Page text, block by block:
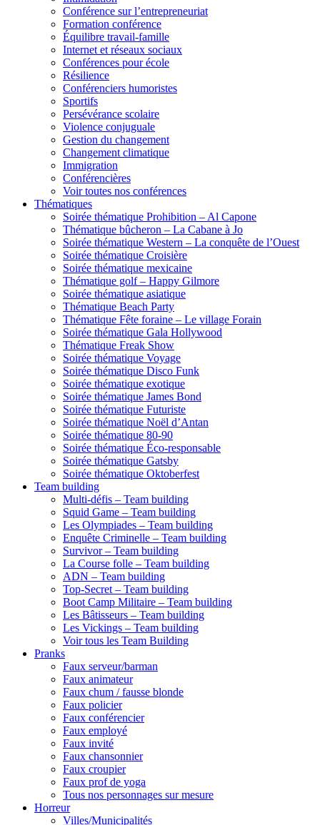
Conférence sur l’entrepreneuriat
Formation conférence
Équilibre travail-famille
Internet et réseaux sociaux
Conférences pour école
Résilience
Conférenciers humoristes
Sportifs
Persévérance scolaire
Violence conjuguale
Gestion du changement
Changement climatique
Immigration
Conférencières
Voir toutes nos conférences
Thématiques
Soirée thématique Prohibition – Al Capone
Thématique bûcheron – La Cabane à Jo
Soirée thématique Western – La conquête de l’Ouest
Soirée thématique Croisière
Soirée thématique mexicaine
Thématique golf – Happy Gilmore
Soirée thématique asiatique
Thématique Beach Party
Thématique Fête foraine – Le village Forain
Soirée thématique Gala Hollywood
Thématique Freak Show
Soirée thématique Voyage
Soirée thématique Disco Funk
Soirée thématique exotique
Soirée thématique James Bond
Soirée thématique Futuriste
Soirée thématique Noël d’Antan
Soirée thématique 80-90
Soirée thématique Éco-responsable
Soirée thématique Gatsby
Soirée thématique Oktoberfest
Team building
Multi-défis – Team building
Squid Game – Team building
Les Olympiades – Team building
Enquête Criminelle – Team building
Survivor – Team building
La Course folle – Team building
ADN – Team building
Top-Secret – Team building
Boot Camp Militaire – Team building
Les Bâtisseurs – Team building
Les Vickings – Team building
Voir tous les Team Building
Pranks
Faux serveur/barman
Faux animateur
Faux chum / fausse blonde
Faux policier
Faux conférencier
Faux employé
Faux invité
Faux chansonnier
Faux croupier
Faux prof de yoga
Tous nos personnages sur mesure
Horreur
Villes/Municipalités